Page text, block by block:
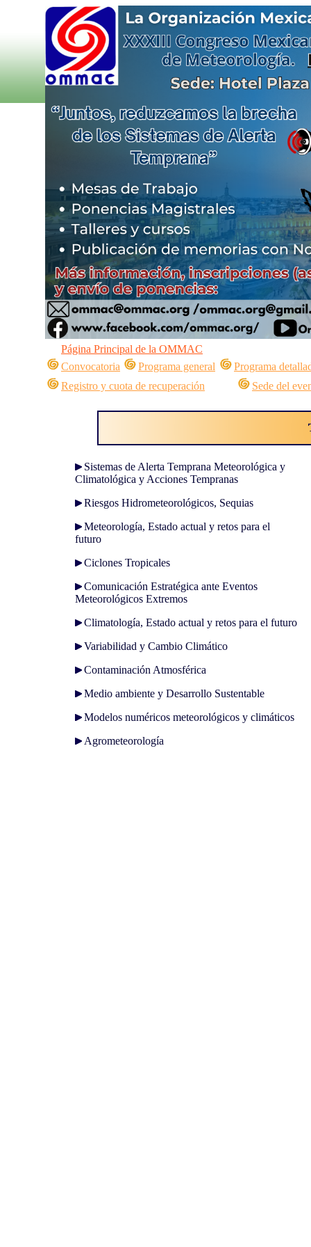
Página Principal de la OMMAC
Convocatoria
Programa general
Programa
Registro y cuota de recuperación
Sede del
Sistemas de Alerta Temprana Meteorológica y
Climatológica y Acciones Tempranas
Riesgos Hidrometeorológicos, Sequias
Meteorología, Estado actual y retos para el
futuro
Ciclones Tropicales
Comunicación Estratégica ante Eventos
Meteorológicos Extremos
Climatología, Estado actual y retos para el futuro
Variabilidad y Cambio Climático
Contaminación Atmosférica
Medio ambiente y Desarrollo Sustentable
Modelos numéricos meteorológicos y climáticos
Agrometeorología